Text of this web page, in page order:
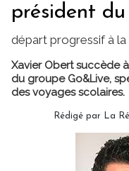
président
départ progressif à
Xavier Obert succède
du groupe Go&Live,
des voyages scolaires.
Rédigé par La